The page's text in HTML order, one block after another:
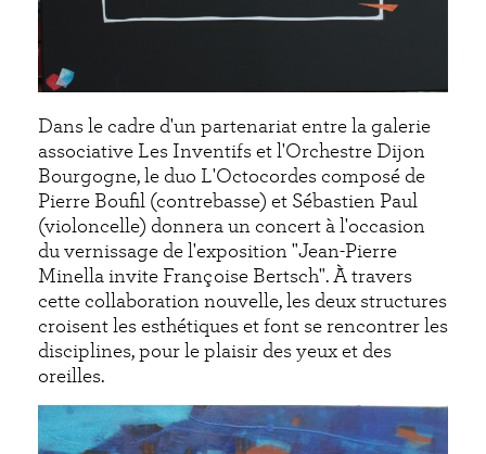
Dans le cadre d'un partenariat entre la galerie
associative Les Inventifs et l'Orchestre Dijon
Bourgogne, le duo L'Octocordes composé de
Pierre Boufil (contrebasse) et Sébastien Paul
(violoncelle) donnera un concert à l'occasion
du vernissage de l'exposition "Jean-Pierre
Minella invite Françoise Bertsch". À travers
cette collaboration nouvelle, les deux structures
croisent les esthétiques et font se rencontrer les
disciplines, pour le plaisir des yeux et des
oreilles.